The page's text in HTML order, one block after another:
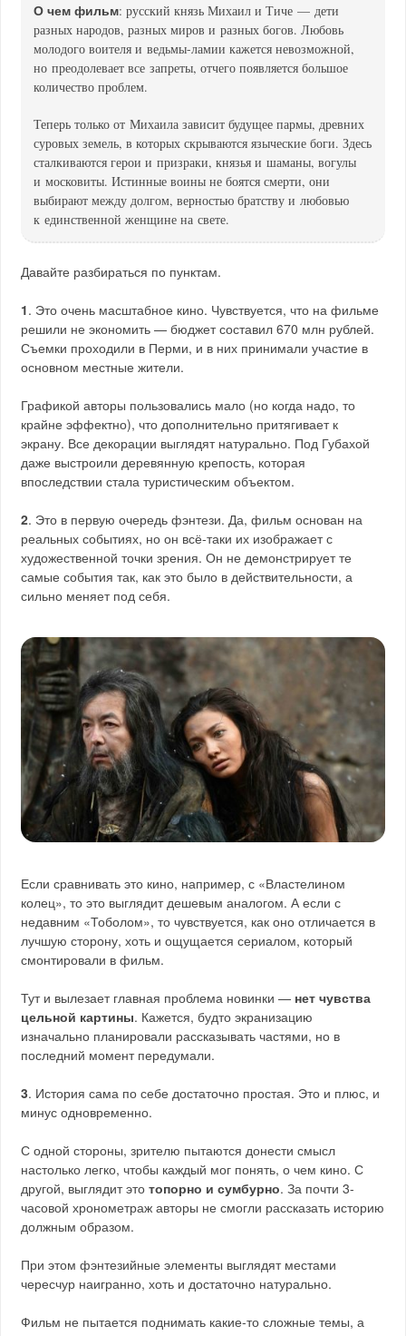
О чем фильм: русский князь Михаил и Тиче — дети
разных народов, разных миров и разных богов. Любовь
молодого воителя и ведьмы-ламии кажется невозможной,
но преодолевает все запреты, отчего появляется большое
количество проблем.
Теперь только от Михаила зависит будущее пармы, древних
суровых земель, в которых скрываются языческие боги. Здесь
сталкиваются герои и призраки, князья и шаманы, вогулы
и московиты. Истинные воины не боятся смерти, они
выбирают между долгом, верностью братству и любовью
к единственной женщине на свете.
Давайте разбираться по пунктам.
1. Это очень масштабное кино. Чувствуется, что на фильме
решили не экономить — бюджет составил 670 млн рублей.
Съемки проходили в Перми, и в них принимали участие в
основном местные жители.
Графикой авторы пользовались мало (но когда надо, то
крайне эффектно), что дополнительно притягивает к
экрану. Все декорации выглядят натурально. Под Губахой
даже выстроили деревянную крепость, которая
впоследствии стала туристическим объектом.
2. Это в первую очередь фэнтези. Да, фильм основан на
реальных событиях, но он всё-таки их изображает с
художественной точки зрения. Он не демонстрирует те
самые события так, как это было в действительности, а
сильно меняет под себя.
Если сравнивать это кино, например, с «Властелином
колец», то это выглядит дешевым аналогом. А если с
недавним «Тоболом», то чувствуется, как оно отличается в
лучшую сторону, хоть и ощущается сериалом, который
смонтировали в фильм.
Тут и вылезает главная проблема новинки — нет чувства
цельной картины. Кажется, будто экранизацию
изначально планировали рассказывать частями, но в
последний момент передумали.
3. История сама по себе достаточно простая. Это и плюс, и
минус одновременно.
С одной стороны, зрителю пытаются донести смысл
настолько легко, чтобы каждый мог понять, о чем кино. С
другой, выглядит этотопорно и сумбурно. За почти 3-
часовой хронометраж авторы не смогли рассказать историю
должным образом.
При этом фэнтезийные элементы выглядят местами
чересчур наигранно, хоть и достаточно натурально.
Фильм не пытается поднимать какие-то сложные темы, а